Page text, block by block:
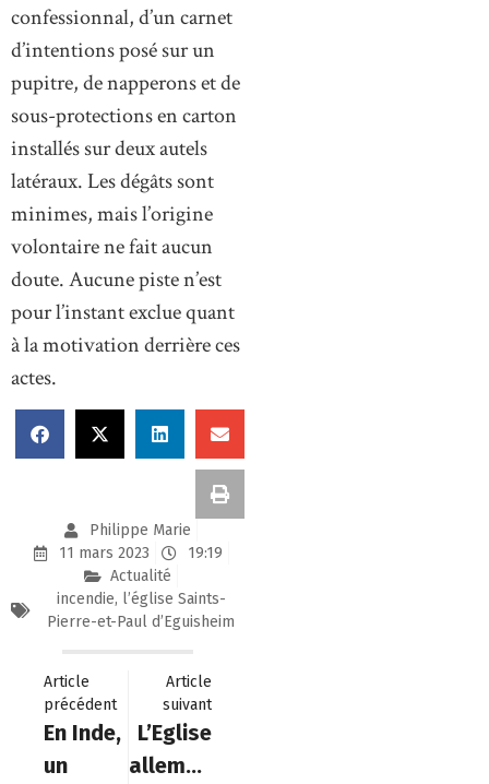
confessionnal, d’un carnet
d’intentions posé sur un
pupitre, de napperons et de
sous-protections en carton
installés sur deux autels
latéraux. Les dégâts sont
minimes, mais l’origine
volontaire ne fait aucun
doute. Aucune piste n’est
pour l’instant exclue quant
à la motivation derrière ces
actes.
Philippe Marie
11 mars 2023
19:19
Actualité
incendie, l’église Saints-
Pierre-et-Paul d’Eguisheim
Article
précédent
En Inde,
un
Article
suivant
L’Eglise
allemande